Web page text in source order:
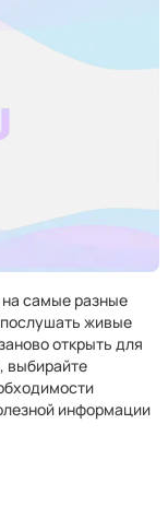
самые разные
живые
открыть для
выбирайте
информации